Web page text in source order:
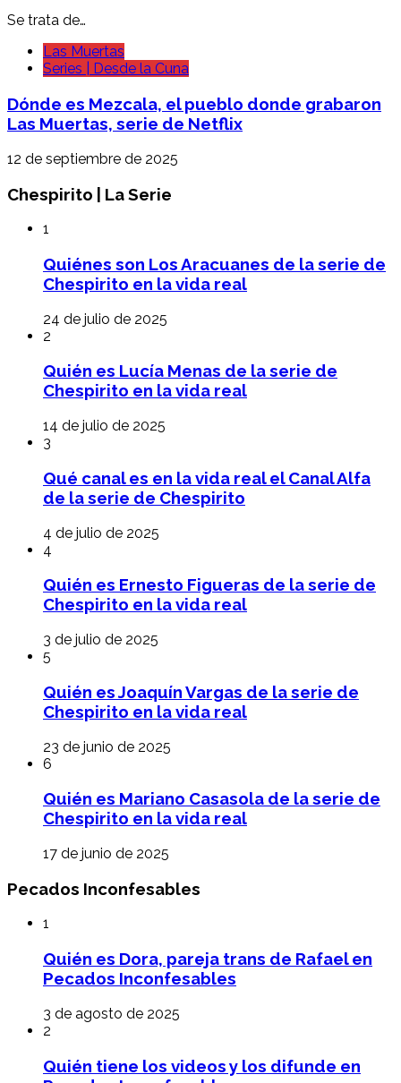
Se trata de…
Las Muertas
Series | Desde la Cuna
Dónde es Mezcala, el pueblo donde grabaron
Las Muertas, serie de Netflix
12 de septiembre de 2025
Chespirito | La Serie
1
Quiénes son Los Aracuanes de la serie de
Chespirito en la vida real
24 de julio de 2025
2
Quién es Lucía Menas de la serie de
Chespirito en la vida real
14 de julio de 2025
3
Qué canal es en la vida real el Canal Alfa
de la serie de Chespirito
4 de julio de 2025
4
Quién es Ernesto Figueras de la serie de
Chespirito en la vida real
3 de julio de 2025
5
Quién es Joaquín Vargas de la serie de
Chespirito en la vida real
23 de junio de 2025
6
Quién es Mariano Casasola de la serie de
Chespirito en la vida real
17 de junio de 2025
Pecados Inconfesables
1
Quién es Dora, pareja trans de Rafael en
Pecados Inconfesables
3 de agosto de 2025
2
Quién tiene los videos y los difunde en